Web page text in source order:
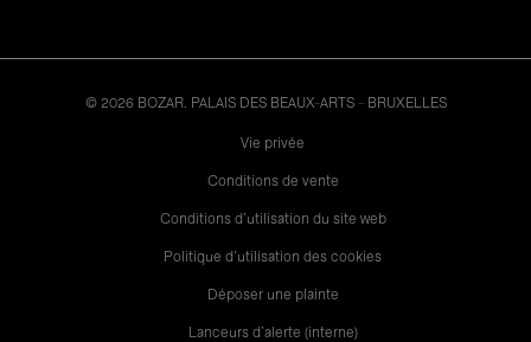
© 2026 BOZAR. PALAIS DES BEAUX-ARTS - BRUXELLES
Vie privée
Conditions de vente
Conditions d'utilisation du site web
Politique d'utilisation des cookies
Déposer une plainte
Lanceurs d’alerte (interne)